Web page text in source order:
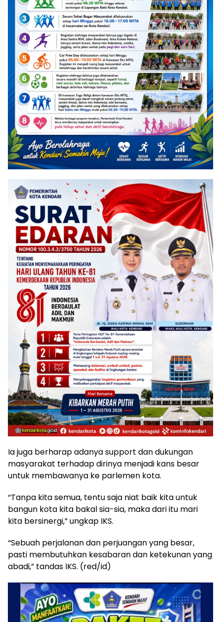
Ia juga berharap adanya support dan dukungan
masyarakat terhadap dirinya menjadi kans besar
untuk membawanya ke parlemen kota.
“Tanpa kita semua, tentu saja niat baik kita untuk
bangun kota kita bakal sia-sia, maka dari itu mari
kita bersinergi,” ungkap IKS.
“Sebuah perjalanan dan perjuangan yang besar,
pasti membutuhkan kesabaran dan ketekunan yang
abadi,” tandas IKS. (red/id)